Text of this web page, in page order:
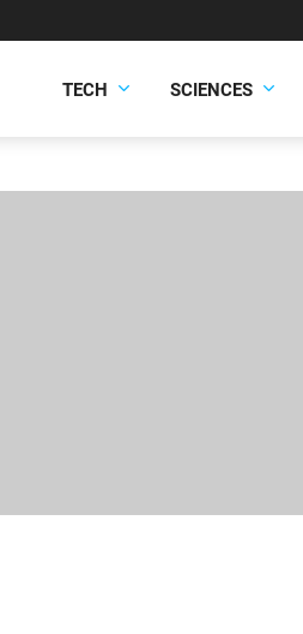
TECH SCIENCES